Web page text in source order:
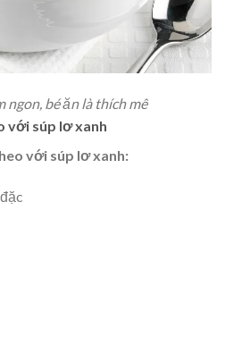
ngon, bé ăn là thích mê
với súp lơ xanh
với súp lơ xanh: